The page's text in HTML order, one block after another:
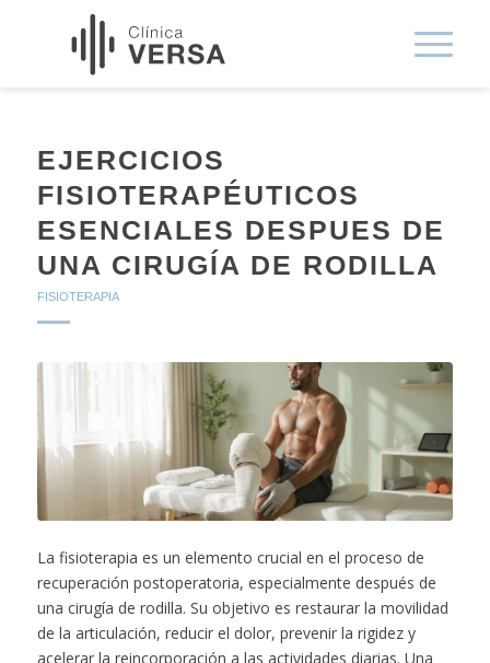
EJERCICIOS
FISIOTERAPÉUTICOS
ESENCIALES DESPUES DE
UNA CIRUGÍA DE RODILLA
FISIOTERAPIA
La fisioterapia es un elemento crucial en el proceso de
recuperación postoperatoria, especialmente después de
una cirugía de rodilla. Su objetivo es restaurar la movilidad
de la articulación, reducir el dolor, prevenir la rigidez y
acelerar la reincorporación a las actividades diarias. Una